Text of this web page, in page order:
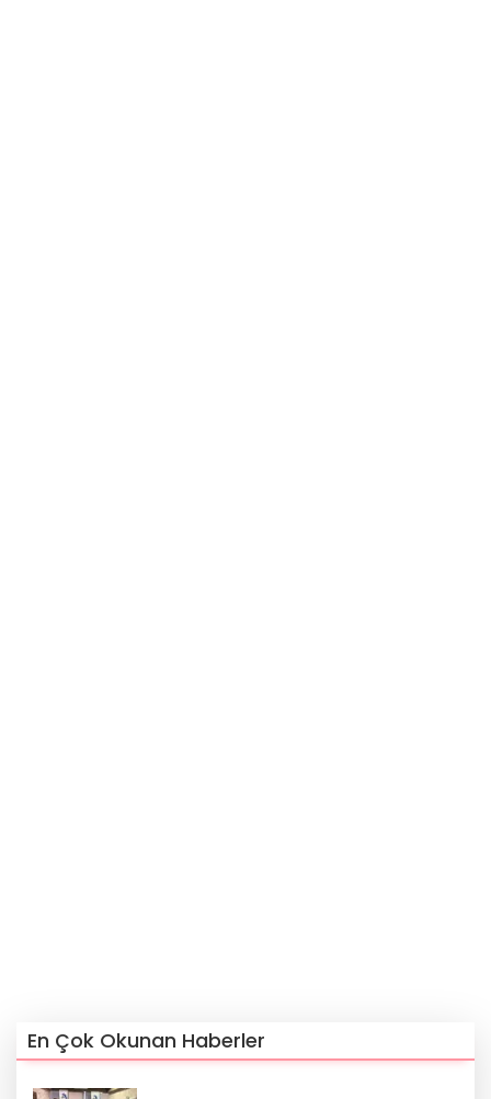
En Çok Okunan Haberler